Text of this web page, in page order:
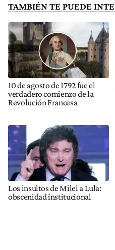
TAMBIÉN TE PUEDE
10 de agosto de 1792 fue el
verdadero comienzo de la
Revolución Francesa
Los insultos de Milei a Lula:
obscenidad institucional